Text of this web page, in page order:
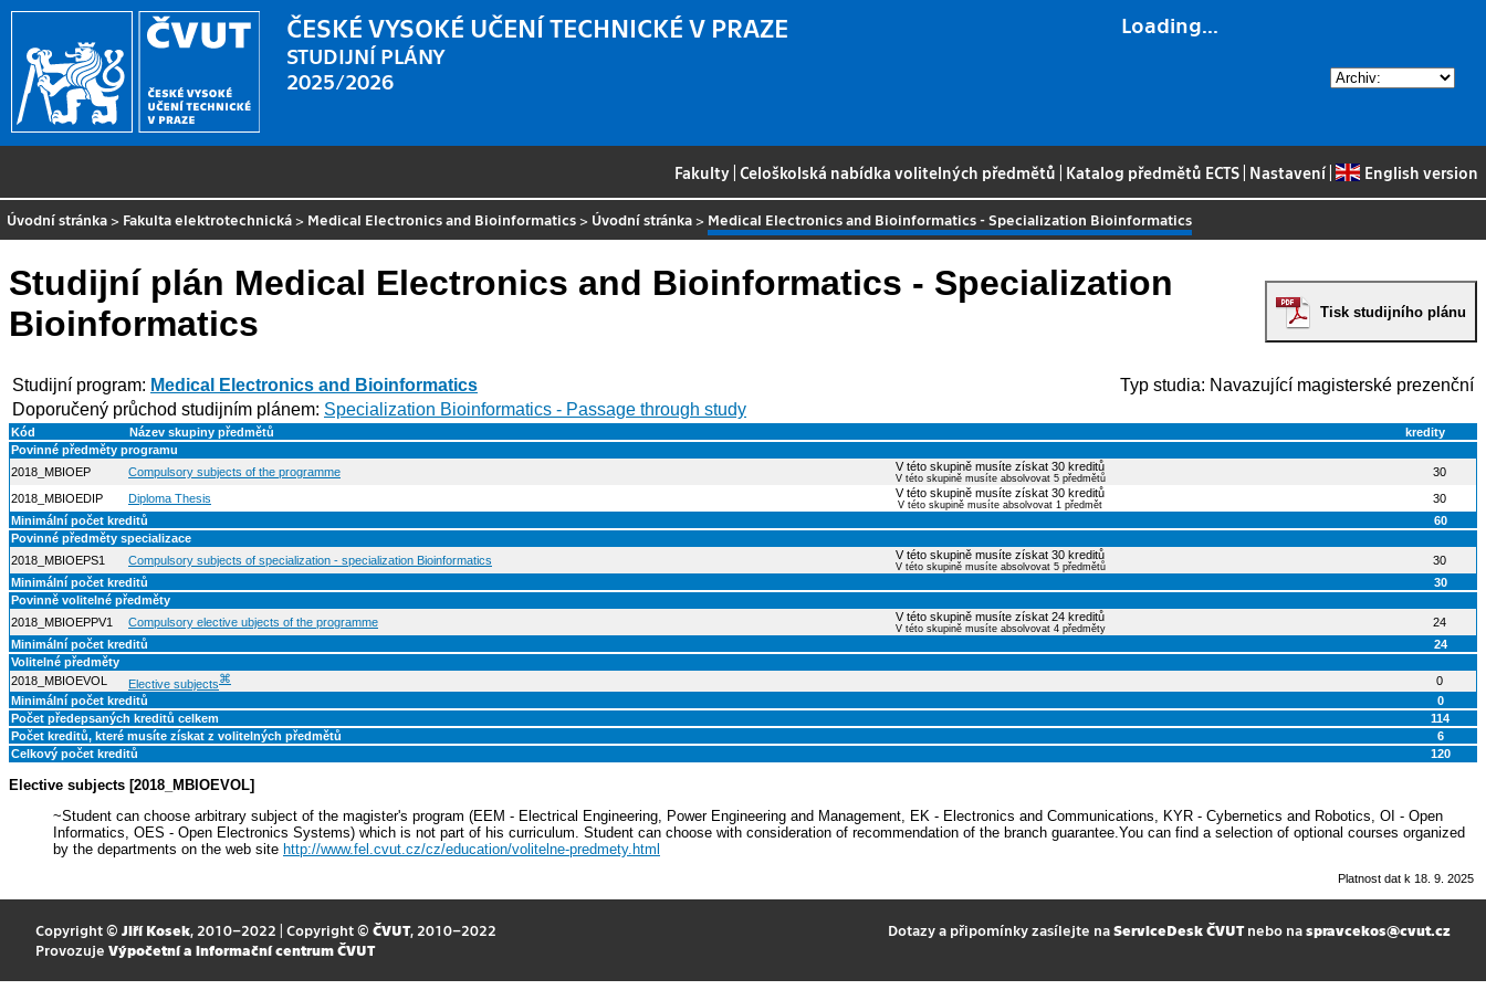
Loading...
ČESKÉ VYSOKÉ UČENÍ TECHNICKÉ V PRAZE
STUDIJNÍ PLÁNY
2025/2026
Fakulty |Celoškolská nabídka volitelných předmětů Katalog předmětů ECTS Nastavení| English version
Úvodní stránka > Fakulta elektrotechnická > Medical Electronics and Bioinformatics > Úvodní stránka > Medical Electronics and Bioinformatics - Specialization Bioinformatics
Tisk studijního plánu
Studijní plán Medical Electronics and Bioinformatics - Specialization
Bioinformatics
Studijní program: Medical Electronics and Bioinformatics
Typ studia: Navazující magisterské prezenční
Doporučený průchod studijním plánem: Specialization Bioinformatics - Passage through study
Kód Název skupiny předmětů
kredity
Povinné předměty programu
2018_MBIOEP
Compulsory subjects of the programme V této skupině musíte získat 30 kreditů
V této skupině musíte absolvovat 5 předmětů
30
2018_MBIOEDIP
Diploma Thesis V této skupině musíte získat 30 kreditů
V této skupině musíte absolvovat 1 předmět
30
Minimální počet kreditů
60
Povinné předměty specializace
2018_MBIOEPS1
Compulsory subjects of specialization - specialization Bioinformatics V této skupině musíte získat 30 kreditů
V této skupině musíte absolvovat 5 předmětů
30
Minimální počet kreditů
30
Povinně volitelné předměty
2018_MBIOEPPV1
Compulsory elective ubjects of the programme V této skupině musíte získat 24 kreditů
V této skupině musíte absolvovat 4 předměty
24
Minimální počet kreditů
24
Volitelné předměty
2018_MBIOEVOL
Elective subjects⌘
0
Minimální počet kreditů
0
Počet předepsaných kreditů celkem
114
Počet kreditů, které musíte získat z volitelných předmětů
6
Celkový počet kreditů
120
Elective subjects [2018_MBIOEVOL]
~Student can choose arbitrary subject of the magister's program (EEM - Electrical Engineering, Power Engineering and Management, EK - Electronics and Communications, KYR - Cybernetics and Robotics, OI - Open
Informatics, OES - Open Electronics Systems) which is not part of his curriculum. Student can choose with consideration of recommendation of the branch guarantee.You can find a selection of optional courses organized
by the departments on the web site http://www.fel.cvut.cz/cz/education/volitelne-predmety.html
Platnost dat k 18. 9. 2025
Copyright © Jiří Kosek, 2010–2022 | Copyright © ČVUT, 2010–2022
Provozuje Výpočetní a informační centrum ČVUT
Dotazy a připomínky zasílejte naServiceDesk ČVUTnebo naspravcekos@cvut.cz